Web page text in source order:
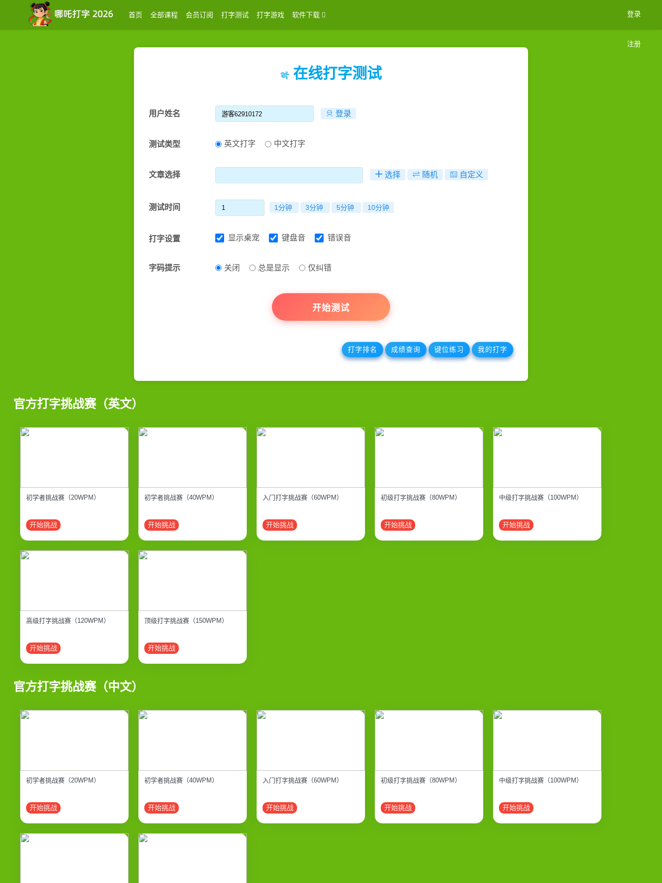
首页 全部课程 会员订阅 打字测试 打字游戏 软件下载 登录
注册
登录
在线打字测试
用户姓名 登录
测试类型 英文打字 中文打字
文章选择 选择 随机 自定义
测试时间 1分钟 3分钟 5分钟 10分钟
打字设置 显示桌宠 键盘音 错误音
字码提示 关闭 总是显示 仅纠错
开始测试
打字排名 成绩查询 键位练习 我的打字
官方打字挑战赛（英文）
初学者挑战赛（20WPM）
开始挑战
初学者挑战赛（40WPM）
开始挑战
入门打字挑战赛（60WPM）
开始挑战
初级打字挑战赛（80WPM）
开始挑战
中级打字挑战赛（100WPM）
开始挑战
高级打字挑战赛（120WPM）
开始挑战
顶级打字挑战赛（150WPM）
开始挑战
官方打字挑战赛（中文）
初学者挑战赛（20WPM）
开始挑战
初学者挑战赛（40WPM）
开始挑战
入门打字挑战赛（60WPM）
开始挑战
初级打字挑战赛（80WPM）
开始挑战
中级打字挑战赛（100WPM）
开始挑战